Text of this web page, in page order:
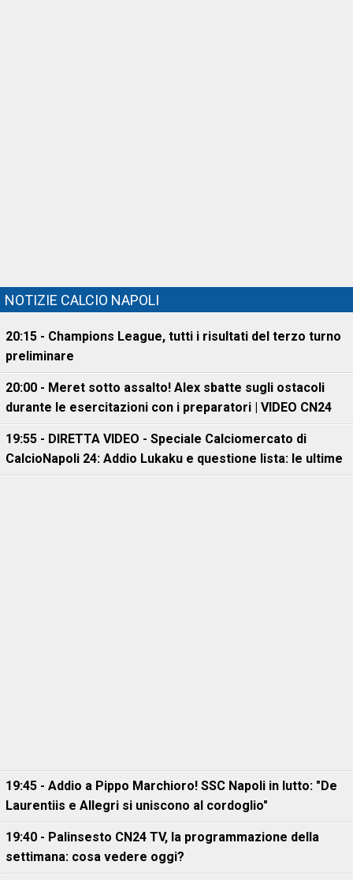
NOTIZIE CALCIO NAPOLI
20:15 - Champions League, tutti i risultati del terzo turno
preliminare
20:00 - Meret sotto assalto! Alex sbatte sugli ostacoli
durante le esercitazioni con i preparatori | VIDEO CN24
19:55 - DIRETTA VIDEO - Speciale Calciomercato di
CalcioNapoli 24: Addio Lukaku e questione lista: le ultime
19:45 - Addio a Pippo Marchioro! SSC Napoli in lutto: "De
Laurentiis e Allegri si uniscono al cordoglio"
19:40 - Palinsesto CN24 TV, la programmazione della
settimana: cosa vedere oggi?